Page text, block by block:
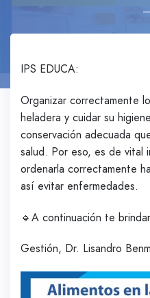
IPS EDUCA:
Organizar correctamente
heladera y cuidar su
conservación adecuada
salud. Por eso, es de vital
ordenarla correctamente
así evitar enfermedades.
🔹A continuación te
Gestión, Dr. Lisandro